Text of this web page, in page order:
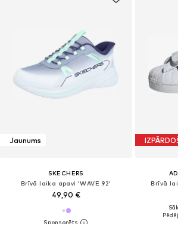
Jaunums
SKECHERS
Brīvā laika apavi 'WAVE 92'
49,90 €
Brīvā